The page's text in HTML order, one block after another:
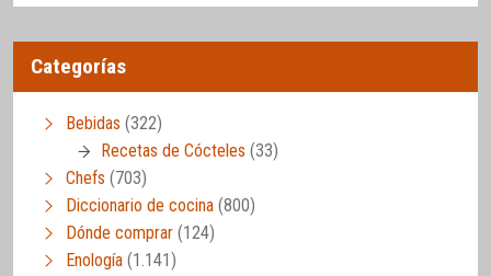
Categorías
Bebidas (322)
Recetas de Cócteles (33)
Chefs (703)
Diccionario de cocina (800)
Dónde comprar (124)
Enología (1.141)